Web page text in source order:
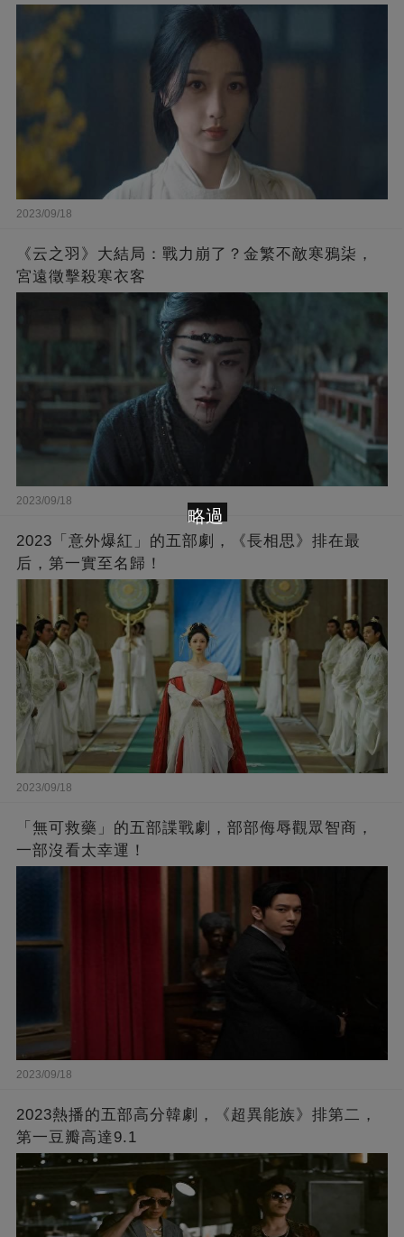
2023/09/18
《云之羽》大結局：戰力崩了？金繁不敵寒鴉柒，
宮遠徵擊殺寒衣客
2023/09/18
2023「意外爆紅」的五部劇，《長相思》排在最
后，第一實至名歸！
2023/09/18
「無可救藥」的五部諜戰劇，部部侮辱觀眾智商，
一部沒看太幸運！
2023/09/18
2023熱播的五部高分韓劇，《超異能族》排第二，
第一豆瓣高達9.1
略過